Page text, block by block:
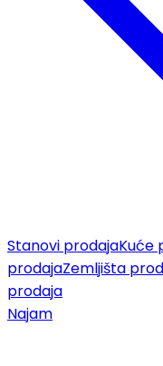
Stanovi prodajaKuće
prodajaZemljišta
prodaja
Najam